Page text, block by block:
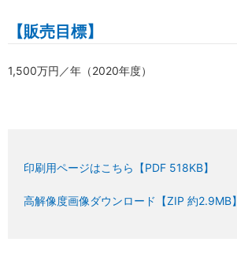
【販売目標】
1,500万円／年（2020年度）
印刷用ページはこちら【PDF 518KB】
高解像度画像ダウンロード【ZIP 約2.9MB】